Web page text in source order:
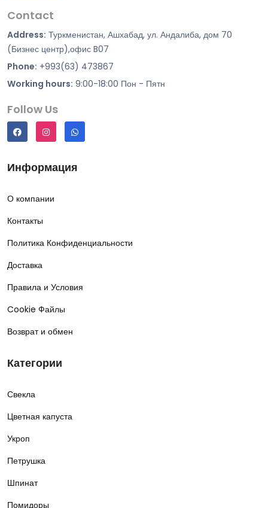
Contact
Address: Туркменистан, Ашхабад, ул. Андалиба, дом 70
(Бизнес центр),офис B07
Phone: +993(63) 473867
Working hours: 9:00-18:00 Пон - Пятн
Follow Us
Информация
О компании
Контакты
Политика Конфиденциальности
Доставка
Правила и Условия
Cookie Файлы
Возврат и обмен
Категории
Свекла
Цветная капуста
Укроп
Петрушка
Шпинат
Помидоры